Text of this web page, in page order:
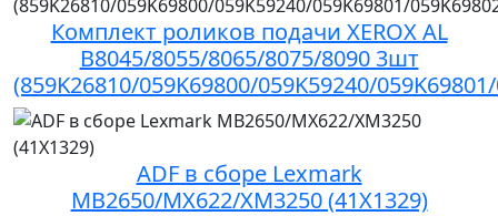
Комплект роликов подачи XEROX AL
B8045/8055/8065/8075/8090 3шт
(859K26810/059K69800/059K59240/
ADF в сборе Lexmark
MB2650/MX622/XM3250 (41X1329)